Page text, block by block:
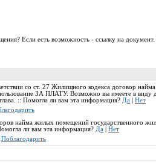
Если есть возможность - ссылку на документ.
со ст. 27 Жилищного кодекса договор
ЗА ПЛАТУ. Возможно вы имеете в виду
:: Помогла ли вам эта информация? Да
Нет
найма жилых помещений государственного
ли вам эта информация? Да
Нет
Поблагодарить